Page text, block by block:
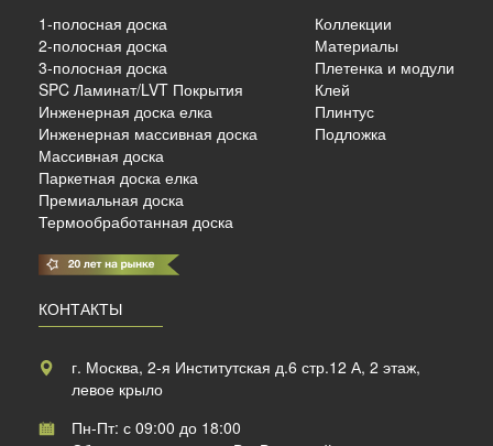
м²
1-полосная доска
2-полосная доска
3-полосная доска
SPC Ламинат/LVT Покрытия
Инженерная доска елка
Инженерная массивная доска
Массивная доска
Паркетная доска елка
Премиальная доска
Термообработанная доска
Коллекции
Материалы
Плетенка и модули
Клей
Плинтус
Подложка
КОНТАКТЫ
г. Москва, 2-я Институтская д.6 стр.12 А, 2 этаж,
левое крыло
Пн-Пт: с 09:00 до 18:00